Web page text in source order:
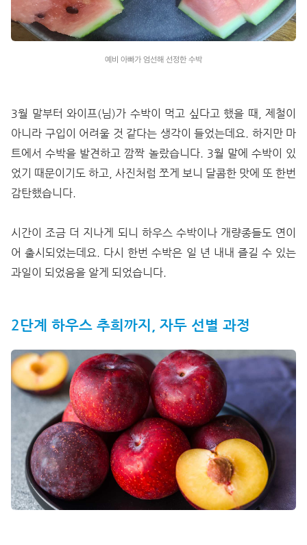
예비 아빠가 엄선해 선정한 수박
3월 말부터 와이프(님)가 수박이 먹고 싶다고 했을 때, 제철이
아니라 구입이 어려울 것 같다는 생각이 들었는데요. 하지만 마
트에서 수박을 발견하고 깜짝 놀랐습니다. 3월 말에 수박이 있
었기 때문이기도 하고, 사진처럼 쪼게 보니 달콤한 맛에 또 한번
감탄했습니다.
시간이 조금 더 지나게 되니 하우스 수박이나 개량종들도 연이
어 출시되었는데요. 다시 한번 수박은 일 년 내내 즐길 수 있는
과일이 되었음을 알게 되었습니다.
2단계 하우스 추희까지, 자두 선별 과정